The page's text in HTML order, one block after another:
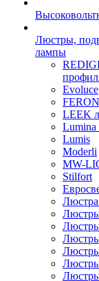
Люстры,
лампы
Evoluce
FERON
LEEK
Lumina
Lumis
Moderli
MW-
Stilfort